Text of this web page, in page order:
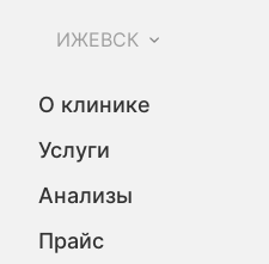
ИЖЕВСК
О клинике
Услуги
Анализы
Прайс